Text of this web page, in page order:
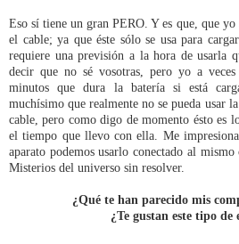
Eso sí tiene un gran PERO. Y es que, que yo
el cable; ya que éste sólo se usa para
requiere una previsión a la hora de usarla
decir que no sé vosotras, pero yo a
minutos que dura la batería si está
muchísimo que realmente no se pueda usar
cable, pero como digo de momento ésto es
el tiempo que llevo con ella. Me
aparato podemos usarlo conectado al
Misterios del universo sin resolver.
¿Qué te han parecido mis
¿Te gustan este tipo de